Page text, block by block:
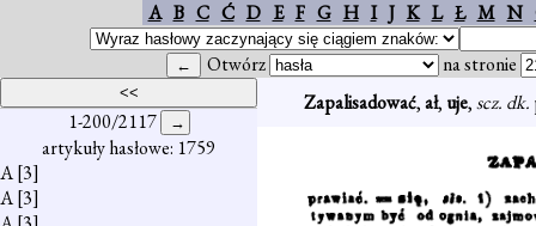
A B C Ć D E F G H I J K L Ł M N
Otwórz na stronie
1-200/2117
artykuły hasłowe: 1759
A[3]
A[3]
Zapalisadować,ał, uje,scz. dk.